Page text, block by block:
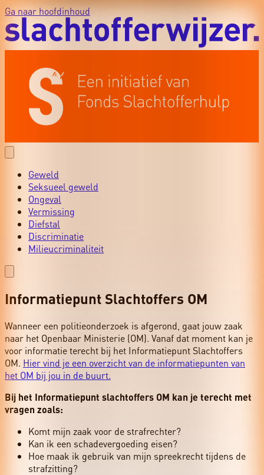
Ga naar hoofdinhoud
Geweld
Seksueel geweld
Ongeval
Vermissing
Diefstal
Discriminatie
Milieucriminaliteit
Informatiepunt Slachtoffers OM
Wanneer een politieonderzoek is afgerond, gaat jouw zaak
naar het Openbaar Ministerie (OM). Vanaf dat moment kan je
voor informatie terecht bij het Informatiepunt Slachtoffers
OM. Hier vind je een overzicht van de informatiepunten van
het OM bij jou in de buurt.
Bij het Informatiepunt slachtoffers OM kan je terecht met
vragen zoals:
Komt mijn zaak voor de strafrechter?
Kan ik een schadevergoeding eisen?
Hoe maak ik gebruik van mijn spreekrecht tijdens de
strafzitting?